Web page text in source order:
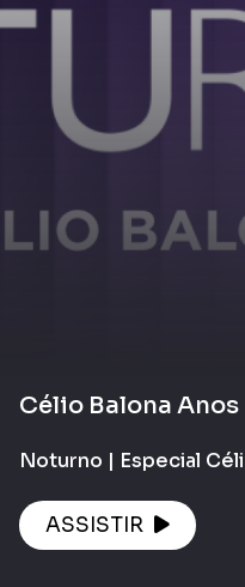
Célio Balona
Noturno | Especial
ASSISTIR